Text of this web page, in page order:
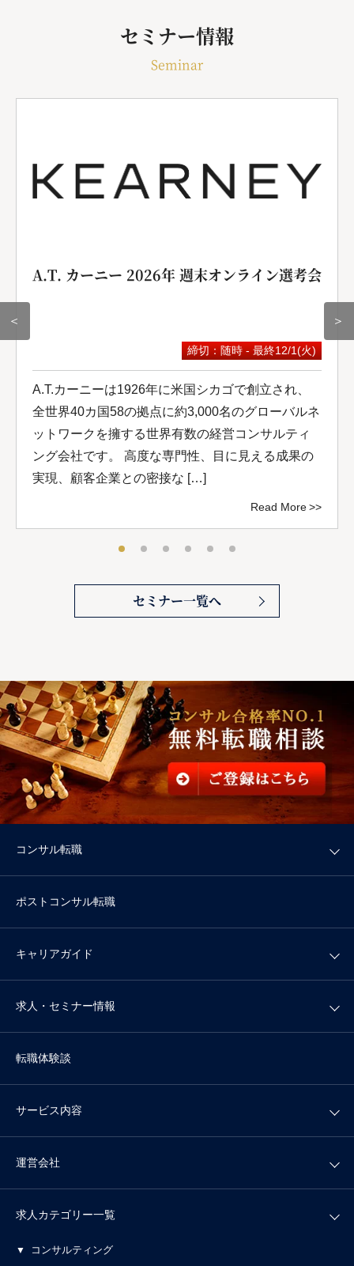
セミナー情報
Seminar
＜
A.T. カーニー 2026年 週末オンライン選考会
締切：随時 - 最終12/1(火)
A.T.カーニーは1926年に米国シカゴで創立され、
全世界40カ国58の拠点に約3,000名のグローバルネ
ットワークを擁する世界有数の経営コンサルティ
ング会社です。 高度な専門性、目に見える成果の
実現、顧客企業との密接な […]
Read More
＞
セミナー一覧へ
コンサル転職
ポストコンサル転職
キャリアガイド
求人・セミナー情報
転職体験談
サービス内容
運営会社
求人カテゴリー一覧
コンサルティング